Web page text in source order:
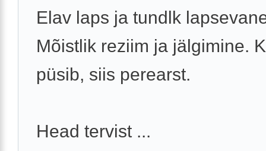
Elav laps ja tundlk
Mõistlik reziim ja jälgimine.
püsib, siis perearst.
Head tervist ...